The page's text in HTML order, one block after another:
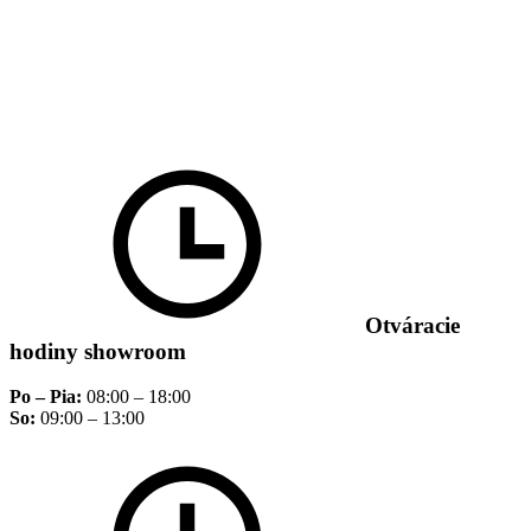
Otváracie
hodiny showroom
Po – Pia: 08:00 – 18:00
So: 09:00 – 13:00